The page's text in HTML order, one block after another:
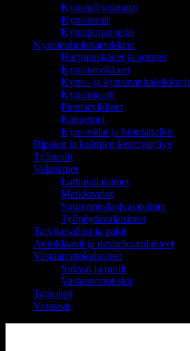
Kynsipölynimurit
Kynsiuunit
Kynsiporan terät
Kynsienhoitotarvikkeet
Harjoituskädet ja sormet
Kynsitarvikkeet
Kynsi- ja kynsinauhaleikkurit
Kynsimuotit
Pientarvikkeet
Rannetuet
Kynsiviilat ja hiontapalkit
Ripsien ja kulmien kestovärjäys
Työtuolit
Valaisimet
Lattiavalaisimet
Meikkivalot
Suurennuslasivalaisimet
Työpöytävalaisimet
Tarvikesalkut ja pakit
Autoklaavit ja desinfiointilaitteet
Vastaanottokalusteet
Sohvat ja tuolit
Vastaanottotiskit
Tatuointi
Varaosat